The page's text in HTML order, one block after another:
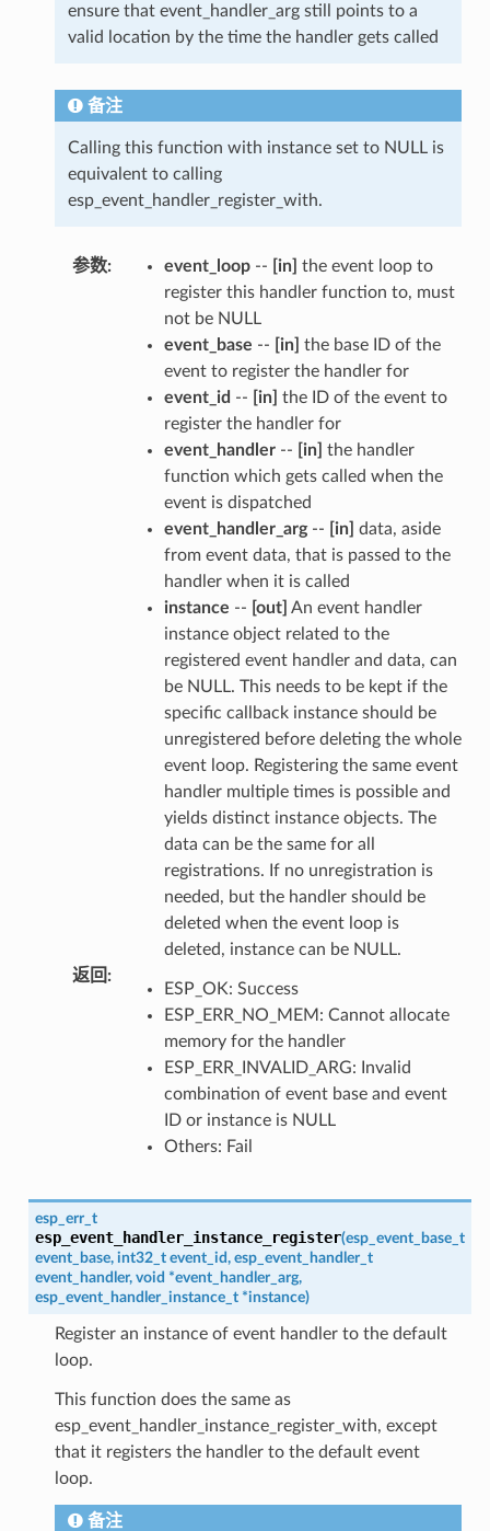
ensure that event_handler_arg still points to a
valid location by the time the handler gets called
备注
Calling this function with instance set to NULL is
equivalent to calling
esp_event_handler_register_with.
参数: event_loop-- [in] the event loop to
register this handler function to, must
not be NULL
event_base -- [in] the base ID of the
event to register the handler for
event_id -- [in] the ID of the event to
register the handler for
event_handler-- [in] the handler
function which gets called when the
event is dispatched
event_handler_arg-- [in] data, aside
from event data, that is passed to the
handler when it is called
instance -- [out] An event handler
instance object related to the
registered event handler and data, can
be NULL. This needs to be kept if the
specific callback instance should be
unregistered before deleting the whole
event loop. Registering the same event
handler multiple times is possible and
yields distinct instance objects. The
data can be the same for all
registrations. If no unregistration is
needed, but the handler should be
deleted when the event loop is
deleted, instance can be NULL.
返回 :
ESP_OK: Success
ESP_ERR_NO_MEM: Cannot allocate
memory for the handler
ESP_ERR_INVALID_ARG: Invalid
combination of event base and event
ID or instance is NULL
Others: Fail
esp_err_t
esp_event_handler_instance_register(esp_event_base_t
event_base, int32_t event_id, esp_event_handler_t
event_handler, void *event_handler_arg,
esp_event_handler_instance_t *instance)
Register an instance of event handler to the default
loop.
This function does the same as
esp_event_handler_instance_register_with, except
that it registers the handler to the default event
loop.
备注